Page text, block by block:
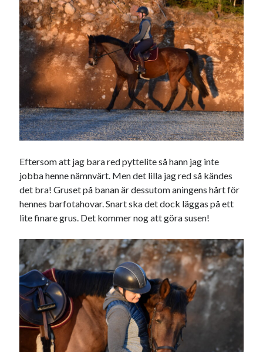
Eftersom att jag bara red pyttelite så hann jag inte
jobba henne nämnvärt. Men det lilla jag red så kändes
det bra! Gruset på banan är dessutom aningens hårt för
hennes barfotahovar. Snart ska det dock läggas på ett
lite finare grus. Det kommer nog att göra susen!